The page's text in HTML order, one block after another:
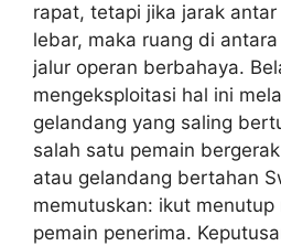
rapat, tetapi jika jarak
lebar, maka ruang di
jalur operan berbahaya.
mengeksploitasi hal ini
gelandang yang saling
salah satu pemain
atau gelandang bertahan
memutuskan: ikut
pemain penerima.